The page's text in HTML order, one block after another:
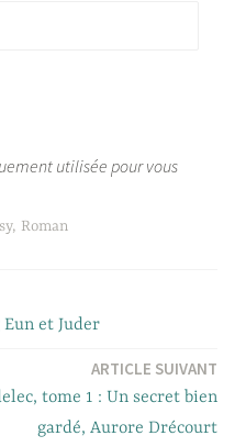
utilisée pour vous
, Roman
Eun et Juder
ARTICLE SUIVANT
tome 1 : Un secret bien
gardé, Aurore Drécourt